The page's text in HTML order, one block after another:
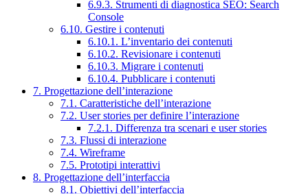
6.9.3. Strumenti di diagnostica SEO: Search
Console
6.10. Gestire i contenuti
6.10.1. L’inventario dei contenuti
6.10.2. Revisionare i contenuti
6.10.3. Migrare i contenuti
6.10.4. Pubblicare i contenuti
7. Progettazione dell’interazione
7.1. Caratteristiche dell’interazione
7.2. User stories per definire l’interazione
7.2.1. Differenza tra scenari e user stories
7.3. Flussi di interazione
7.4. Wireframe
7.5. Prototipi interattivi
8. Progettazione dell’interfaccia
8.1. Obiettivi dell’interfaccia